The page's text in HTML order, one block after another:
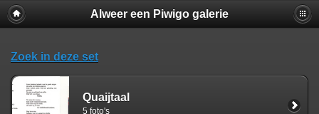
Alweer een Piwigo galerie
Zoek in deze set
Quaijtaal
5 foto's